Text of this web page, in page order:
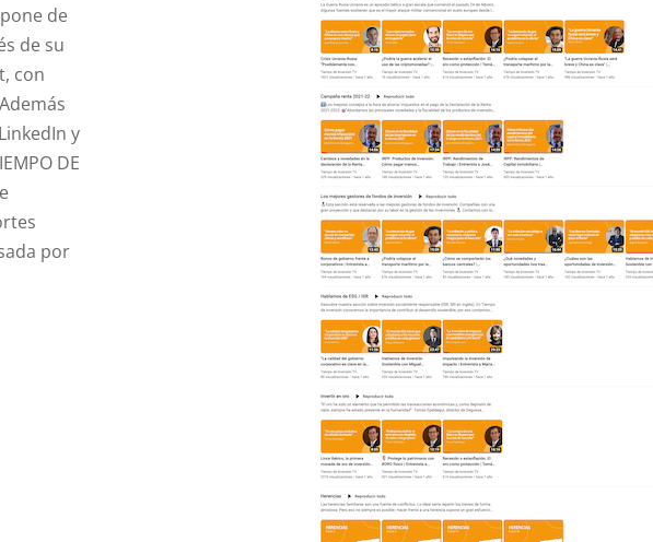
de
de su
con
y
DE
por